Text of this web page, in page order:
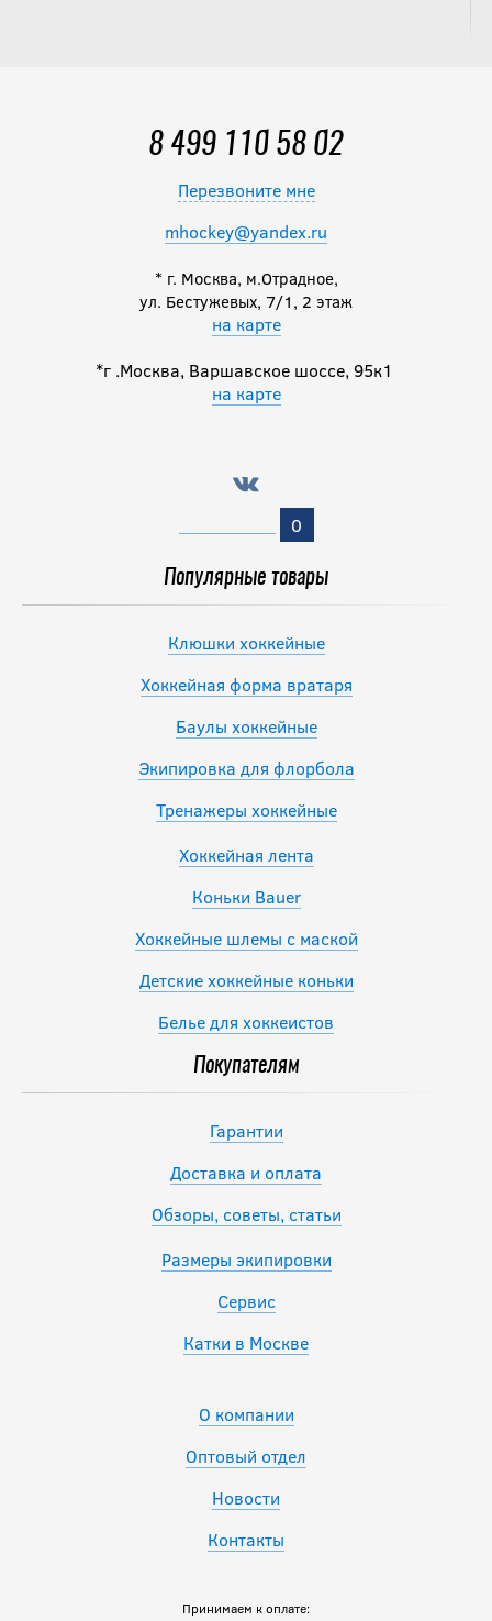
8 499 110 58 02
Перезвоните мне
mhockey@yandex.ru
* г. Москва, м.Отрадное,
ул. Бестужевых, 7/1, 2 этаж
на карте
*г .Москва, Варшавское шоссе, 95к1
на карте
0
Популярные товары
Клюшки хоккейные
Хоккейная форма вратаря
Баулы хоккейные
Экипировка для флорбола
Тренажеры хоккейные
Хоккейная лента
Коньки Bauer
Хоккейные шлемы с маской
Детские хоккейные коньки
Белье для хоккеистов
Покупателям
Гарантии
Доставка и оплата
Обзоры, советы, статьи
Размеры экипировки
Сервис
Катки в Москве
О компании
Оптовый отдел
Новости
Контакты
Принимаем к оплате: